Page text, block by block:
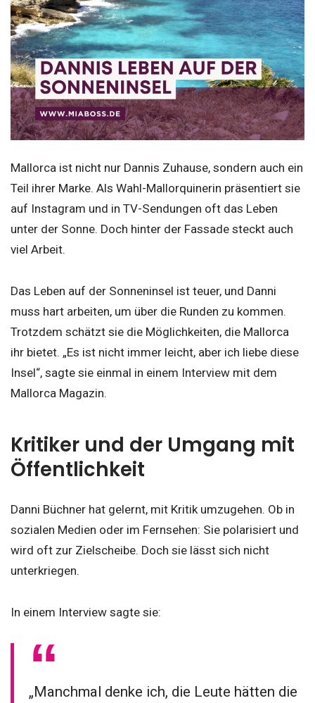
Mallorca ist nicht nur Dannis Zuhause, sondern auch ein
Teil ihrer Marke. Als Wahl-Mallorquinerin präsentiert sie
auf Instagram und in TV-Sendungen oft das Leben
unter der Sonne. Doch hinter der Fassade steckt auch
viel Arbeit.
Das Leben auf der Sonneninsel ist teuer, und Danni
muss hart arbeiten, um über die Runden zu kommen.
Trotzdem schätzt sie die Möglichkeiten, die Mallorca
ihr bietet. „Es ist nicht immer leicht, aber ich liebe diese
Insel“, sagte sie einmal in einem Interview mit dem
Mallorca Magazin.
Kritiker und der Umgang mit
Öffentlichkeit
Danni Büchner hat gelernt, mit Kritik umzugehen. Ob in
sozialen Medien oder im Fernsehen: Sie polarisiert und
wird oft zur Zielscheibe. Doch sie lässt sich nicht
unterkriegen.
In einem Interview sagte sie:
„Manchmal denke ich, die Leute hätten die